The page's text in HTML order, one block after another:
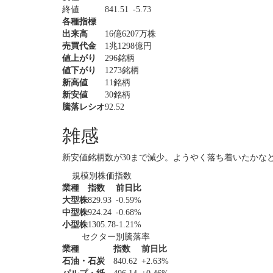
終値
841.51 -5.73
各種指標
出来高
16億6207万株
売買代金
1兆1298億円
値上がり
296銘柄
値下がり
1273銘柄
新高値
11銘柄
新安値
30銘柄
騰落レシオ92.52
雑感
新安値銘柄数が30まで減少。ようやく落ち着いたかなと
規模別株価指数
業種
指数
前日比
大型株829.93 -0.59%
中型株924.24 -0.68%
小型株1305.78-1.21%
セクター別騰落率
業種
指数
前日比
石油・石炭
840.62 +2.63%